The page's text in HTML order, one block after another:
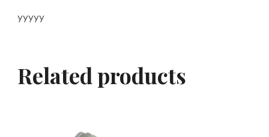
yyyyy
Related products